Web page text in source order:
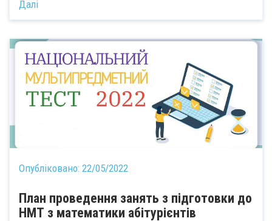
Далі
Опубліковано: 22/05/2022
План проведення занять з підготовки до
НМТ з математики абітурієнтів